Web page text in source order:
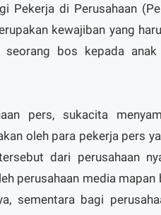
Pekerja di Perusahaan
kewajiban yang
bos kepada anak
pers, sukacita
oleh para pekerja pers
dari perusahaan
perusahaan media mapan
sementara bagi